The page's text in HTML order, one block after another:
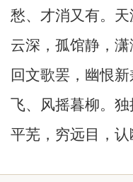
愁、才消又有。
云深，孤馆静，潇
回文歌罢，幽恨
飞、风摇暮柳。
平芜，穷远目，认